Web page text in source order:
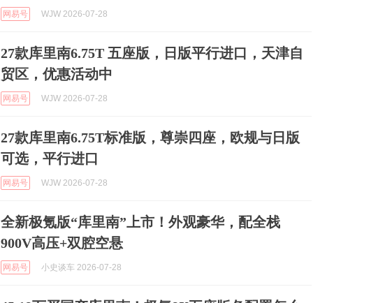
网易号 WJW 2026-07-28
27款库里南6.75T 五座版，日版平行进口，天津自
贸区，优惠活动中
网易号 WJW 2026-07-28
27款库里南6.75T标准版，尊崇四座，欧规与日版
可选，平行进口
网易号 WJW 2026-07-28
全新极氪版“库里南”上市！外观豪华，配全栈
900V高压+双腔空悬
网易号 小史谈车 2026-07-28